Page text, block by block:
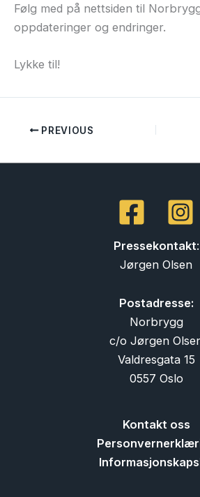
Følg med på nettsiden til
oppdateringer og endringer.
Lykke til!
PREVIOUS
Pressekontakt:
Jørgen Olsen
Postadresse:
Norbrygg
c/o Jørgen
Valdresgata 15
0557 Oslo
Kontakt oss